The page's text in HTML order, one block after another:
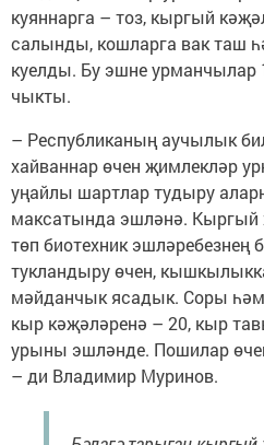
куяннарга – тоз, кыргый
салынды, кошларга вак таш
куелды. Бу эшне урманчылар
чыкты.
– Республиканың аучылык
хайваннар өчен җимлекләр
уңайлы шартлар тудыру
максатында эшләнә. Кыргый
төп биотехник эшләребезнең
тукландыру өчен,
мәйданчык ясадык. Cоры һәм
кыр кәҗәләренә – 20, кыр
урыны эшләнде. Пошилар
– ди Владимир Муринов.